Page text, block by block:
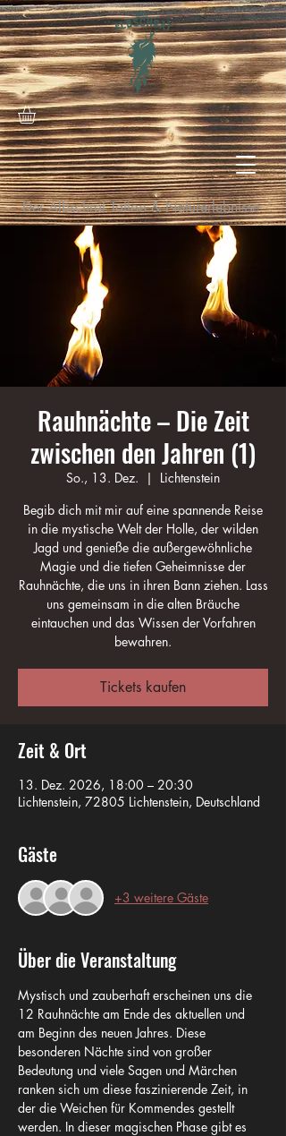
Der Albschrat Tattoo & Naturerlebnisse
Rauhnächte – Die Zeit
zwischen den Jahren (1)
So., 13. Dez.
  |
Lichtenstein
Begib dich mit mir auf eine spannende Reise
in die mystische Welt der Holle, der wilden
Jagd und genieße die außergewöhnliche
Magie und die tiefen Geheimnisse der
Rauhnächte, die uns in ihren Bann ziehen. Lass
uns gemeinsam in die alten Bräuche
eintauchen und das Wissen der Vorfahren
bewahren.
Tickets kaufen
Zeit & Ort
13. Dez. 2026, 18:00 – 20:30
Lichtenstein, 72805 Lichtenstein, Deutschland
Gäste
+3 weitere Gäste
Über die Veranstaltung
Mystisch und zauberhaft erscheinen uns die
12 Rauhnächte am Ende des aktuellen und
am Beginn des neuen Jahres. Diese
besonderen Nächte sind von großer
Bedeutung und viele Sagen und Märchen
ranken sich um diese faszinierende Zeit, in
der die Weichen für Kommendes gestellt
werden. In dieser magischen Phase gibt es